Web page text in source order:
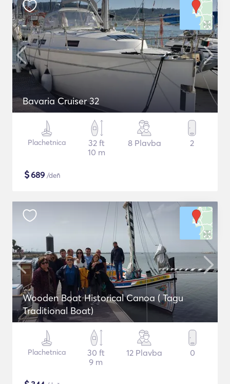
Bavaria Cruiser 32
Plachetnica
32 ft
10 m
8 Plavba 2
$689 /deň
Wooden Boat Historical Canoa ( Tagu
Traditional Boat)
Plachetnica
30 ft
9 m
12 Plavba 0